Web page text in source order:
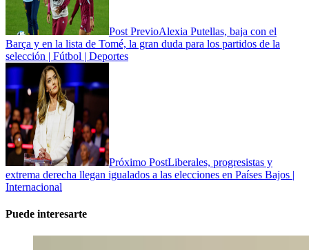
Post PrevioAlexia Putellas, baja con el
Barça y en la lista de Tomé, la gran duda para los partidos de la
selección | Fútbol | Deportes
Próximo PostLiberales, progresistas y
extrema derecha llegan igualados a las elecciones en Países Bajos |
Internacional
Puede interesarte